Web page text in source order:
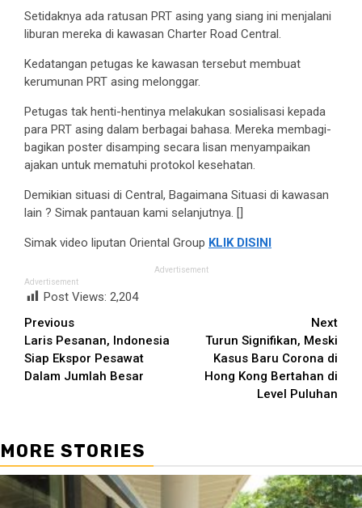
Setidaknya ada ratusan PRT asing yang siang ini menjalani
liburan mereka di kawasan Charter Road Central.
Kedatangan petugas ke kawasan tersebut membuat
kerumunan PRT asing melonggar.
Petugas tak henti-hentinya melakukan sosialisasi kepada
para PRT asing dalam berbagai bahasa. Mereka membagi-
bagikan poster disamping secara lisan menyampaikan
ajakan untuk mematuhi protokol kesehatan.
Demikian situasi di Central, Bagaimana Situasi di kawasan
lain ? Simak pantauan kami selanjutnya. []
Simak video liputan Oriental Group KLIK DISINI
Advertisement
Advertisement
Post Views: 2,204
Continue
Reading
Previous
Laris Pesanan, Indonesia
Siap Ekspor Pesawat
Dalam Jumlah Besar
Next
Turun Signifikan, Meski
Kasus Baru Corona di
Hong Kong Bertahan di
Level Puluhan
MORE STORIES